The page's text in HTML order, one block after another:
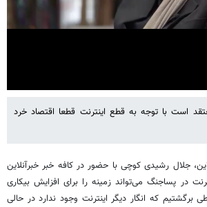
است با توجه به قطع اینترنت قطعا اقتصاد خرد
جلال رشیدی کوچی با حضور در کافه خبر خبرآنلاین
در پساجنگ می‌تواند زمینه را برای افزایش بیکاری
برگشتیم که انگار دیگر اینترنت وجود ندارد در حالی